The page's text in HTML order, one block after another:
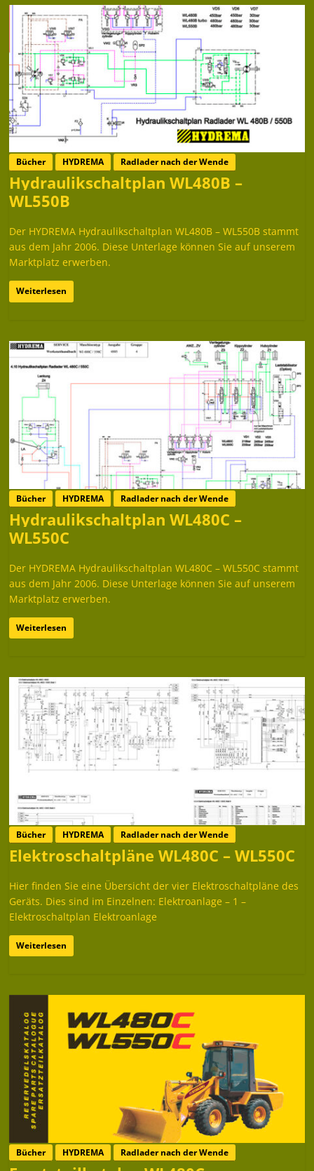
Bücher HYDREMA Radlader nach der Wende
Hydraulikschaltplan WL480B –
WL550B
Der HYDREMA Hydraulikschaltplan WL480B – WL550B stammt
aus dem Jahr 2006. Diese Unterlage können Sie auf unserem
Marktplatz erwerben.
Weiterlesen
Bücher HYDREMA Radlader nach der Wende
Hydraulikschaltplan WL480C –
WL550C
Der HYDREMA Hydraulikschaltplan WL480C – WL550C stammt
aus dem Jahr 2006. Diese Unterlage können Sie auf unserem
Marktplatz erwerben.
Weiterlesen
Bücher HYDREMA Radlader nach der Wende
Elektroschaltpläne WL480C – WL550C
Hier finden Sie eine Übersicht der vier Elektroschaltpläne des
Geräts. Dies sind im Einzelnen: Elektroanlage – 1 –
Elektroschaltplan Elektroanlage
Weiterlesen
Bücher HYDREMA Radlader nach der Wende